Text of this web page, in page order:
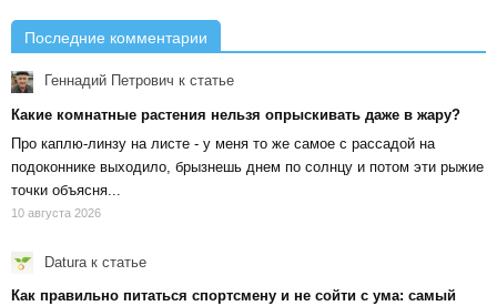
Последние комментарии
Геннадий Петрович к статье
Какие комнатные растения нельзя опрыскивать даже в жару?
Про каплю-линзу на листе - у меня то же самое с рассадой на
подоконнике выходило, брызнешь днем по солнцу и потом эти рыжие
точки объясня...
10 августа 2026
Datura к статье
Как правильно питаться спортсмену и не сойти с ума: самый